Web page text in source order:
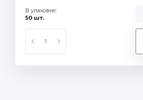
В упаковке:
50 шт.